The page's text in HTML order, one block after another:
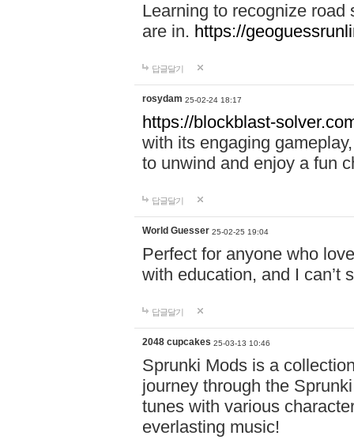
Learning to recognize
are in. https://
답글달기
rosydam 25-02-24 18:17
https://blockblast-
with its engaging
to unwind and enjoy a fun
답글달기
World Guesser 25-02-25 19:04
Perfect for anyone who
with education, and I can’t
답글달기
2048 cupcakes 25-03-13 10:46
Sprunki Mods is a
journey through the
tunes with various
everlasting music!